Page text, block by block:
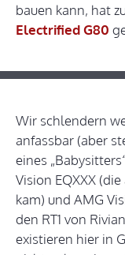
bauen kann, hat
Electrified G80
Wir schlendern
anfassbar (aber
eines
Vision EQXXX
kam) und AMG
den RT1 von
existieren hier in